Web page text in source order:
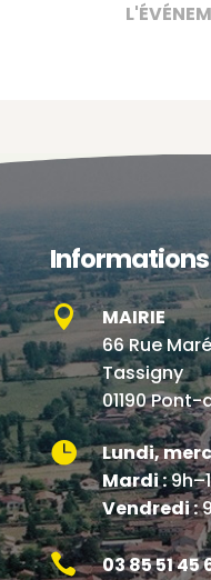

MAIRIE
66 Rue
Tassigny
01190
 Lundi,
Mardi :
Vendredi :
 03 85 51 45